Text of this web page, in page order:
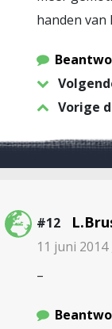
handen van
Vorige
#12
11 juni 2014
–